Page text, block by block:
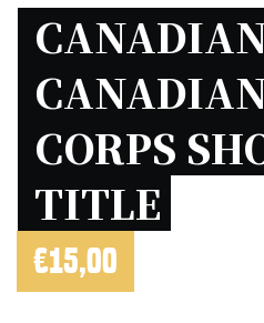
CORPS
TITLE
€15,00